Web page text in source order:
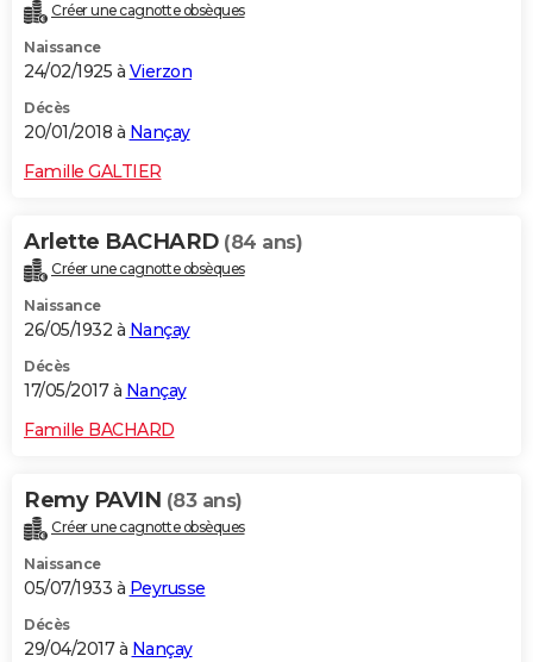
Créer une cagnotte obsèques
Naissance
24/02/1925 à Vierzon
Décès
20/01/2018 à Nançay
Famille GALTIER
Arlette BACHARD (84 ans)
Créer une cagnotte obsèques
Naissance
26/05/1932 à Nançay
Décès
17/05/2017 à Nançay
Famille BACHARD
Remy PAVIN (83 ans)
Créer une cagnotte obsèques
Naissance
05/07/1933 à Peyrusse
Décès
29/04/2017 à Nançay